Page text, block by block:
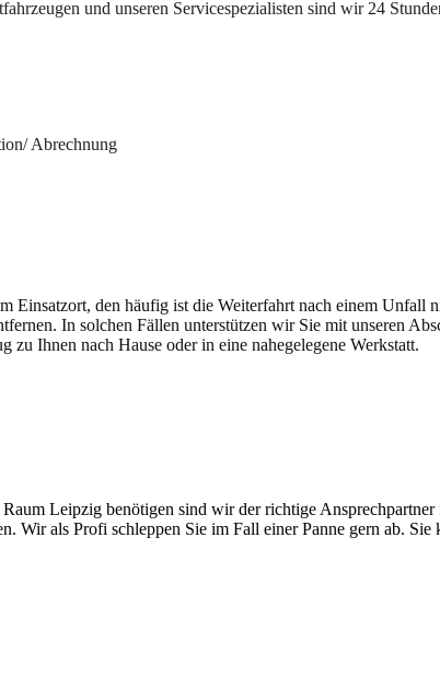
und unseren Servicespezialisten sind wir 24
Abrechnung
Einsatzort, den häufig ist die Weiterfahrt nach einem
In solchen Fällen unterstützen wir Sie mit unseren
zu Ihnen nach Hause oder in eine nahegelegene Werkstatt.
Leipzig benötigen sind wir der richtige
Wir als Profi schleppen Sie im Fall einer Panne gern ab.